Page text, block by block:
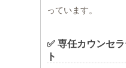
っています。
✅ 専任カウンセ
ト